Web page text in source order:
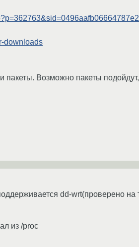
downloads
пакеты. Возможно пакеты
dd-wrt(проверено
из /proc